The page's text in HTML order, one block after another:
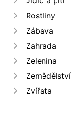
Rostliny
Zábava
Zahrada
Zelenina
Zemědělství
Zvířata